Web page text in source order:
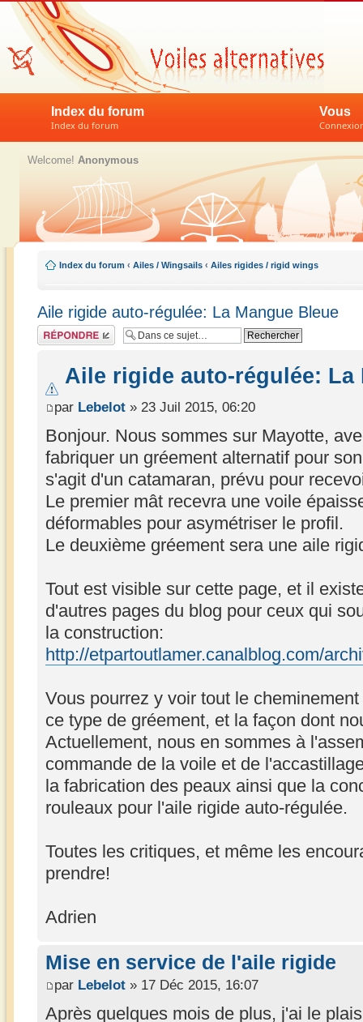
Index du forum
Index du forum
Vous
Welcome! Anonymous
Index du forum ‹ Ailes / Wingsails ‹ Ailes rigides / rigid wings
Aile rigide auto-régulée: La Mangue Bleue
Répondre
Aile rigide auto-régulée: La
par Lebelot » 23 Juil 2015, 06:20
Bonjour. Nous sommes sur Mayotte,
fabriquer un gréement alternatif pour
s'agit d'un catamaran, prévu pour
Le premier mât recevra une voile
déformables pour asymétriser le profil.
Le deuxième gréement sera une aile
Tout est visible sur cette page, et il
d'autres pages du blog pour ceux qui
la construction:
http://etpartoutlamer.canalblog.com/
Vous pourrez y voir tout le
ce type de gréement, et la façon dont
Actuellement, nous en sommes à
commande de la voile et de
la fabrication des peaux ainsi que la
rouleaux pour l'aile rigide auto-régulée.
Toutes les critiques, et même les
prendre!
Adrien
Mise en service de l'aile rigide
par Lebelot » 17 Déc 2015, 16:07
Après quelques mois de plus, j'ai le